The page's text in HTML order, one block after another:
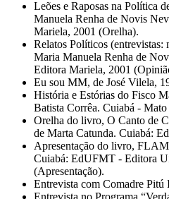
Leões e Raposas na Política
Manuela Renha de Novis
Mariela, 2001 (Orelha).
Relatos Políticos
Maria Manuela Renha de
Editora Mariela, 2001
Eu sou MM, de José Vilela,
História e Estórias do Fisco
Batista Corrêa. Cuiabá -
Orelha do livro, O Canto de
de Marta Catunda. Cuiabá:
Apresentação do livro,
Cuiabá: EdUFMT - Editora
(Apresentação).
Entrevista com Comadre Pitú